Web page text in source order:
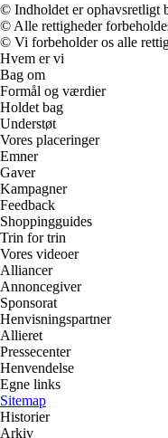
© Indholdet er ophavsretligt
© Alle rettigheder
© Vi forbeholder os alle
Hvem er vi
Bag om
Formål og værdier
Holdet bag
Understøt
Vores placeringer
Emner
Gaver
Kampagner
Feedback
Shoppingguides
Trin for trin
Vores videoer
Alliancer
Annoncegiver
Sponsorat
Henvisningspartner
Allieret
Pressecenter
Henvendelse
Egne links
Sitemap
Historier
Arkiv